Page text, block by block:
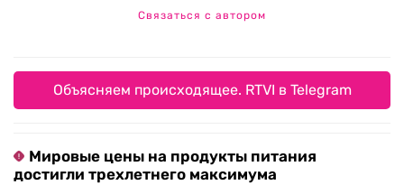
Связаться с автором
Объясняем происходящее. RTVI в Telegram
Мировые цены на продукты питания
достигли трехлетнего максимума